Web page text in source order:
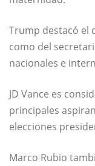
Trump destacó el
como del
nacionales e
JD Vance es
principales
elecciones
Marco Rubio